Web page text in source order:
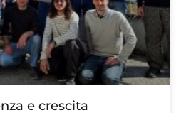
e crescita